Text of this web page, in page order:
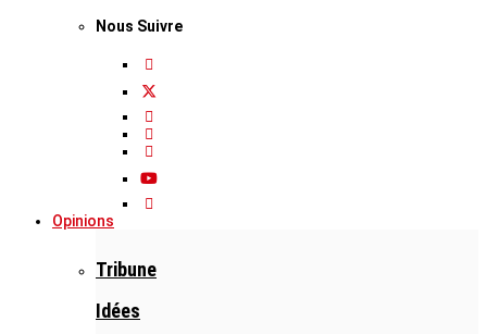
Nous Suivre
Opinions
Tribune
Idées